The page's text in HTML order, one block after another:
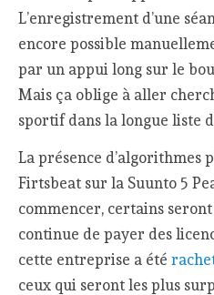
L’enregistrement d’une
encore possible
par un appui long sur le
Mais ça oblige à aller
sportif dans la longue liste
La présence d’algorithmes
Firtsbeat sur la Suunto 5
commencer, certains
continue de payer des
cette entreprise a été
ceux qui seront les plus